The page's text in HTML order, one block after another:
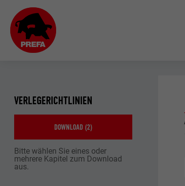
VERLEGERICHTLINIEN
DOWNLOAD (2)
Bitte wählen Sie eines oder
mehrere Kapitel zum Download
aus.